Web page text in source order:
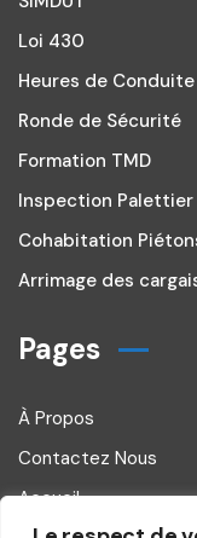
Loi 430
Heures de
Ronde de Sécurité
Formation TMD
Inspection Palettier
Cohabitation
Arrimage des
Pages
À Propos
Contactez Nous
Accueil